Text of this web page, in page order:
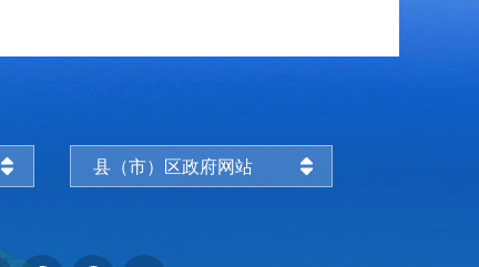
县（市）区政府网站